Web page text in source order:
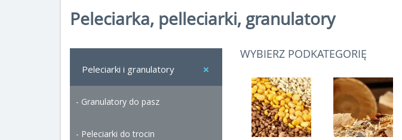
Peleciarka, pelleciarki, granulatory
Peleciarki i granulatory
- Granulatory do pasz
- Peleciarki do trocin
WYBIERZ PODKATEGORIĘ